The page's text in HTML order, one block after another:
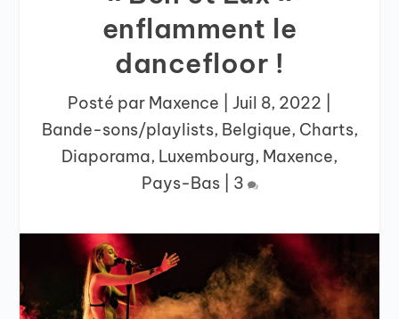
enflamment le
dancefloor !
Posté par Maxence Juil 8, 2022
Bande-sons/playlists, Belgique, Charts,
Diaporama, Luxembourg, Maxence,
Pays-Bas| 3